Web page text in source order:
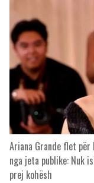
Ariana Grande flet
nga jeta publike: Nuk
prej kohësh